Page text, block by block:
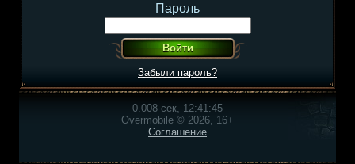
Пароль
Забыли пароль?
0.008 сек, 12:41:45
Overmobile © 2026, 16+
Соглашение